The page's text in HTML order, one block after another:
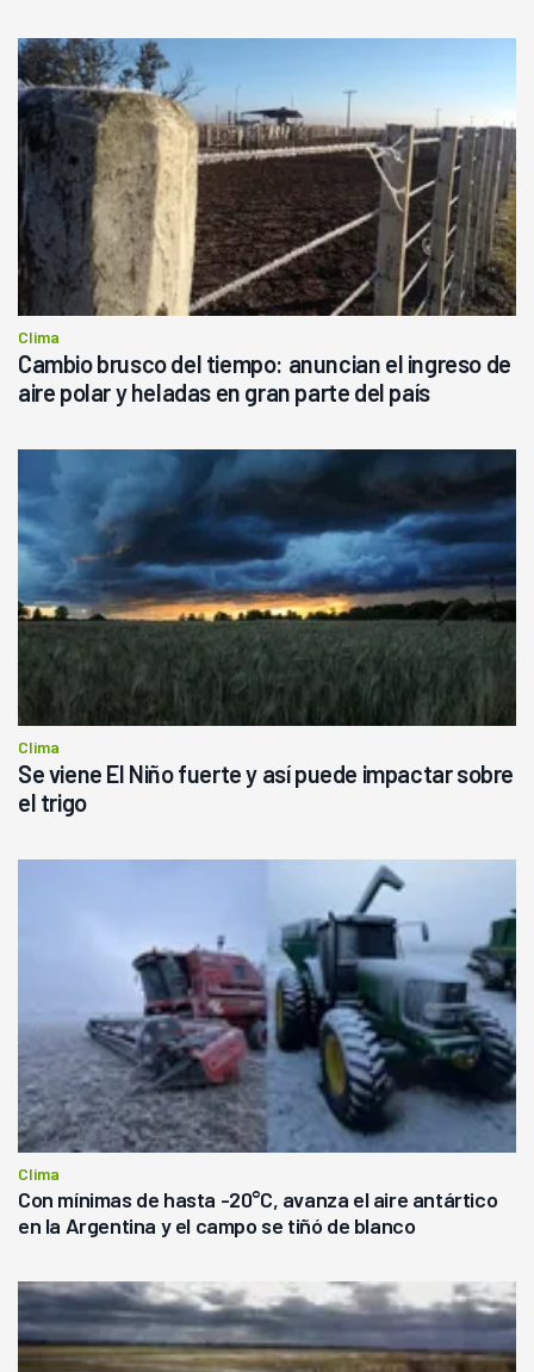
Clima
Cambio brusco del tiempo: anuncian el ingreso de
aire polar y heladas en gran parte del país
Clima
Se viene El Niño fuerte y así puede impactar sobre
el trigo
Clima
Con mínimas de hasta -20°C, avanza el aire antártico
en la Argentina y el campo se tiñó de blanco